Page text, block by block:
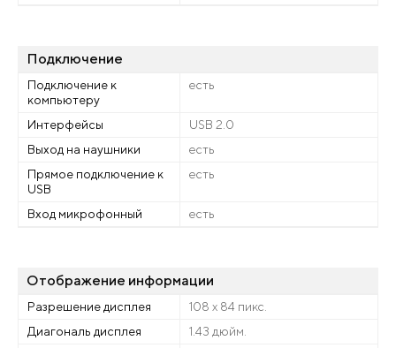
Подключение
Подключение к
компьютеру
есть
Интерфейсы
USB 2.0
Выход на наушники
есть
Прямое подключение к
USB
есть
Вход микрофонный есть
Отображение информации
Разрешение дисплея
108 х 84 пикс.
Диагональ дисплея
1.43 дюйм.